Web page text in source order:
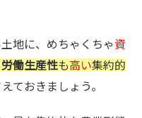
地に、めちゃくちゃ資
労働生産性も高い集約的
ておきましょう。